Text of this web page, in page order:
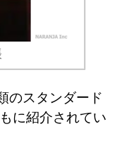
のスタンダード
に紹介されてい